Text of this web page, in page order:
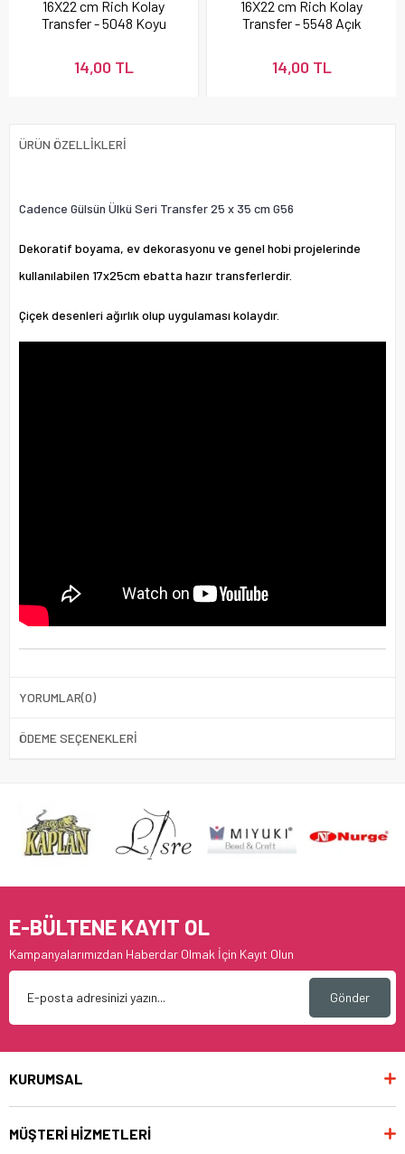
16X22 cm Rich Kolay
Transfer - 5048 Koyu
14,00 TL
16X22 cm Rich Kolay
Transfer - 5548 Açık
14,00 TL
ÜRÜN ÖZELLIKLERI
Cadence Gülsün Ülkü Seri Transfer 25 x 35 cm G56
Dekoratif boyama, ev dekorasyonu ve genel hobi projelerinde
kullanılabilen 17x25cm ebatta hazır transferlerdir.
Çiçek desenleri ağırlık olup uygulaması kolaydır.
YORUMLAR(0)
ÖDEME SEÇENEKLERI
E-BÜLTENE KAYIT OL
Kampanyalarımızdan Haberdar Olmak İçin Kayıt Olun
Gönder
KURUMSAL
MÜŞTERİ HİZMETLERİ